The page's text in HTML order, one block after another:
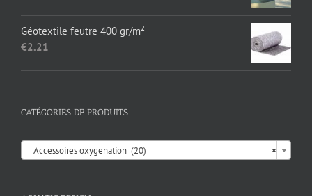
Géotextile feutre 400 gr/m²
€2.21
CATÉGORIES DE PRODUITS
×
Accessoires oxygenation (20)